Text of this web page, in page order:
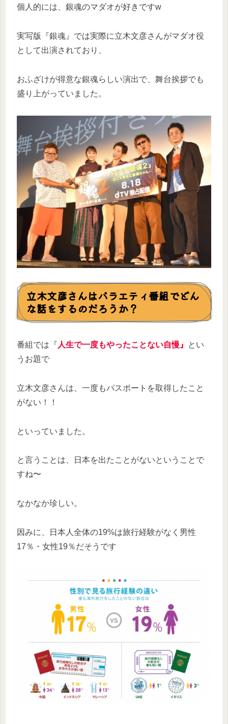
個人的には、銀魂のマダオが好きですw
実写版『銀魂』では実際に立木文彦さんがマダオ役
として出演されており、
おふざけが得意な銀魂らしい演出で、舞台挨拶でも
盛り上がっていました。
立木文彦さんはバラエティ番組でどん
な話をするのだろうか？
番組では『 人生で一度もやったことない自慢』
とい
うお題で
立木文彦さんは、一度もパスポートを取得したこと
がない！！
といっていました。
と言うことは、日本を出たことがないということで
すね〜
なかなか珍しい。
因みに、日本人全体の19%は旅行経験がなく男性
17％・女性19％だそうです